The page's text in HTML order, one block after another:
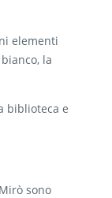
elementi
la
biblioteca e
sono